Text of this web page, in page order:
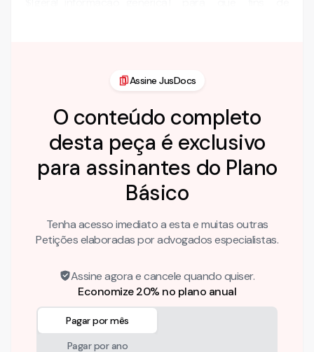
Assine JusDocs
O conteúdo completo
desta peça é exclusivo
para assinantes do Plano
Básico
Tenha acesso imediato a esta e muitas outras
Petições elaboradas por advogados especialistas.
Assine agora e cancele quando quiser.
Economize 20% no plano anual
Pagar por mês
Pagar por ano